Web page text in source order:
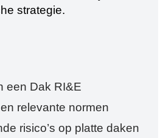
strategie.
een Dak RI&E
relevante normen
risico’s op platte daken